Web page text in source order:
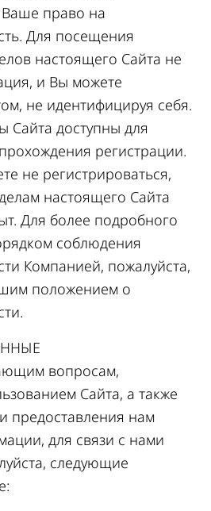
право на
Для посещения
настоящего Сайта не
и Вы можете
не идентифицируя себя.
Сайта доступны для
регистрации.
не регистрироваться,
настоящего Сайта
Для более подробного
соблюдения
Компанией, пожалуйста,
положением о
вопросам,
Сайта, а также
предоставления нам
для связи с нами
следующие